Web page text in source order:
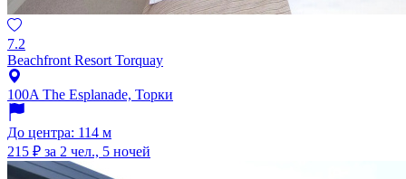
7.2
Beachfront Resort Torquay
100A The Esplanade, Торки
До центра: 114 м
215 ₽ за 2 чел., 5 ночей